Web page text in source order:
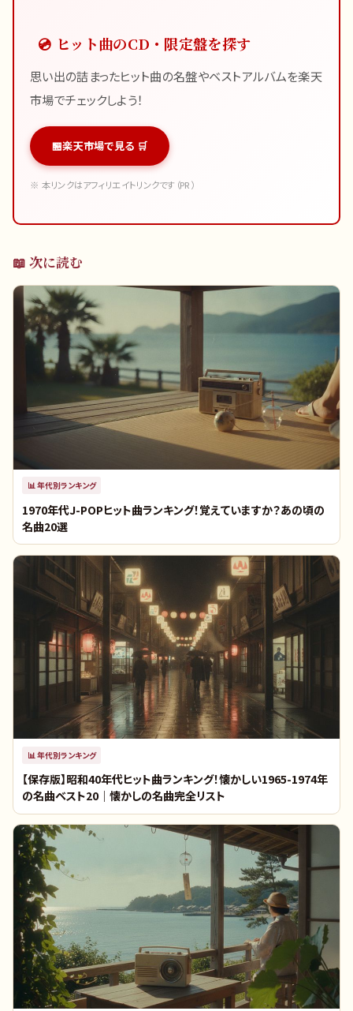
💿 ヒット曲のCD・限定盤を探す
思い出の詰まったヒット曲の名盤やベストアルバムを楽天
市場でチェックしよう！
楽天市場で見る 🛒
※ 本リンクはアフィリエイトリンクです（PR）
📖 次に読む
📊年代別ランキング
1970年代J-POPヒット曲ランキング！覚えていますか？あの頃の
名曲20選
📊 年代別ランキング
【保存版】昭和40年代ヒット曲ランキング！懐かしい1965-1974年
の名曲ベスト20｜懐かしの名曲完全リスト